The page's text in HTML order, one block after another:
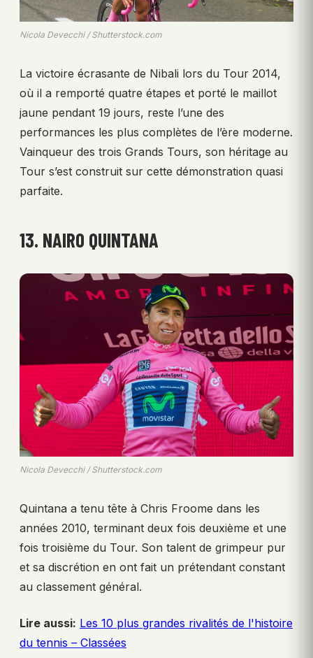
Nicola Devecchi / Shutterstock.com
La victoire écrasante de Nibali lors du Tour 2014,
où il a remporté quatre étapes et porté le maillot
jaune pendant 19 jours, reste l’une des
performances les plus complètes de l’ère moderne.
Vainqueur des trois Grands Tours, son héritage au
Tour s’est construit sur cette démonstration quasi
parfaite.
13. NAIRO QUINTANA
Nicola Devecchi / Shutterstock.com
Quintana a tenu tête à Chris Froome dans les
années 2010, terminant deux fois deuxième et une
fois troisième du Tour. Son talent de grimpeur pur
et sa discrétion en ont fait un prétendant constant
au classement général.
Lire aussi: Les 10 plus grandes rivalités de l'histoire
du tennis – Classées